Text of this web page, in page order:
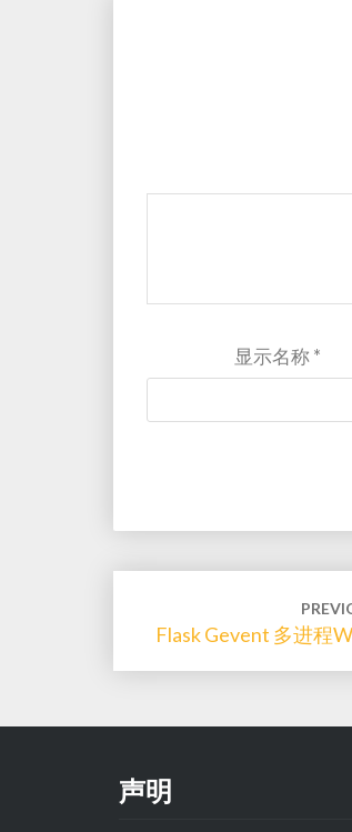
显示名称*
navigation
Flask Gevent 多进程
声明